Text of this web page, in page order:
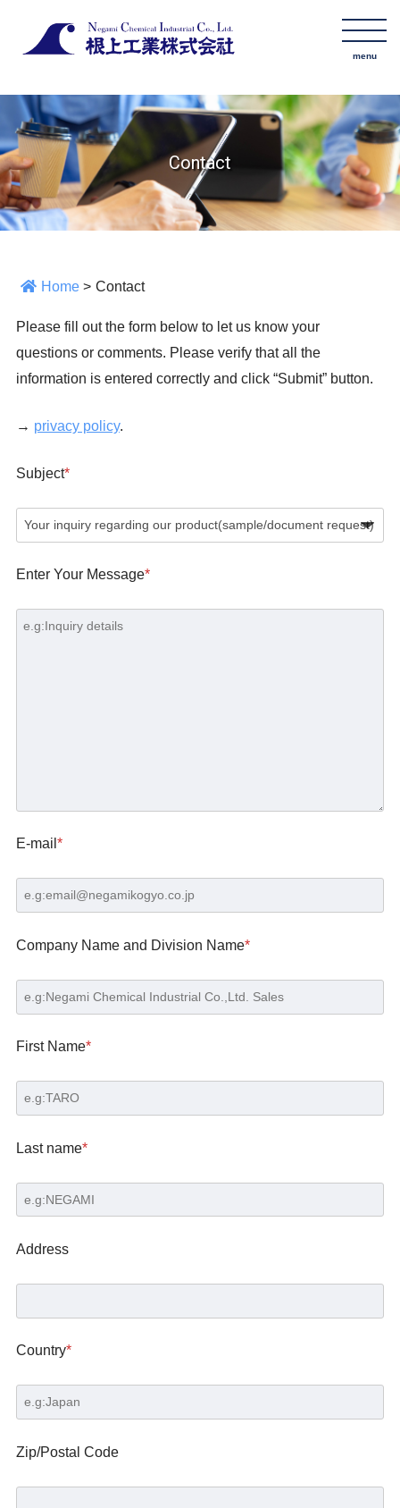
Contact
Home > Contact
Please fill out the form below to let us know your
questions or comments. Please verify that all the
information is entered correctly and click “Submit” button.
→ privacy policy.
Subject*
Enter Your Message*
E-mail *
Company Name and Division Name*
First Name*
Last name*
Address
Country*
Zip/Postal Code